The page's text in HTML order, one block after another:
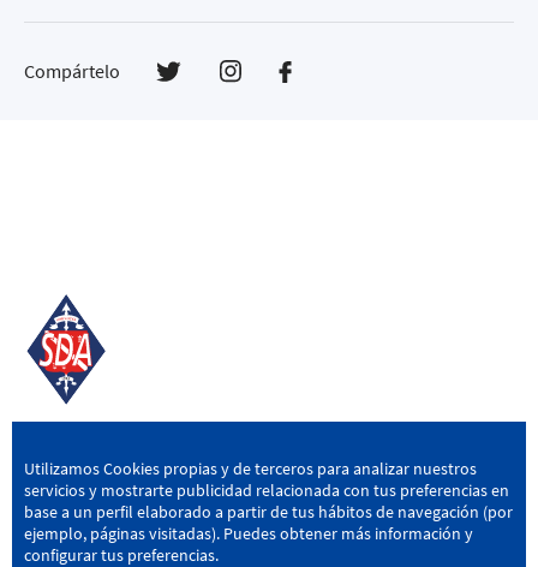
Compártelo
SD AMOREBIETA
San Miguel Kalea, 16, 48340 Amorebieta, Bizkaia
946 604 751 | sda@sdamorebieta.eus
Utilizamos Cookies propias y de terceros para analizar nuestros
servicios y mostrarte publicidad relacionada con tus preferencias en
base a un perfil elaborado a partir de tus hábitos de navegación (por
ejemplo, páginas visitadas). Puedes obtener más información y
configurar tus preferencias.